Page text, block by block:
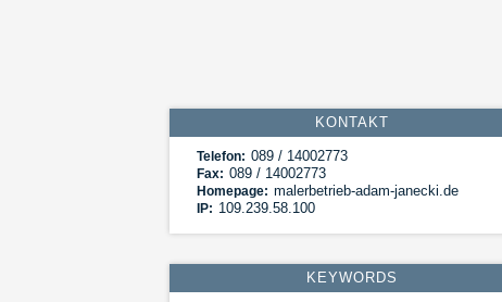
KONTAKT
Telefon: 089 / 14002773
Fax: 089 / 14002773
Homepage: malerbetrieb-adam-janecki.de
IP: 109.239.58.100
KEYWORDS